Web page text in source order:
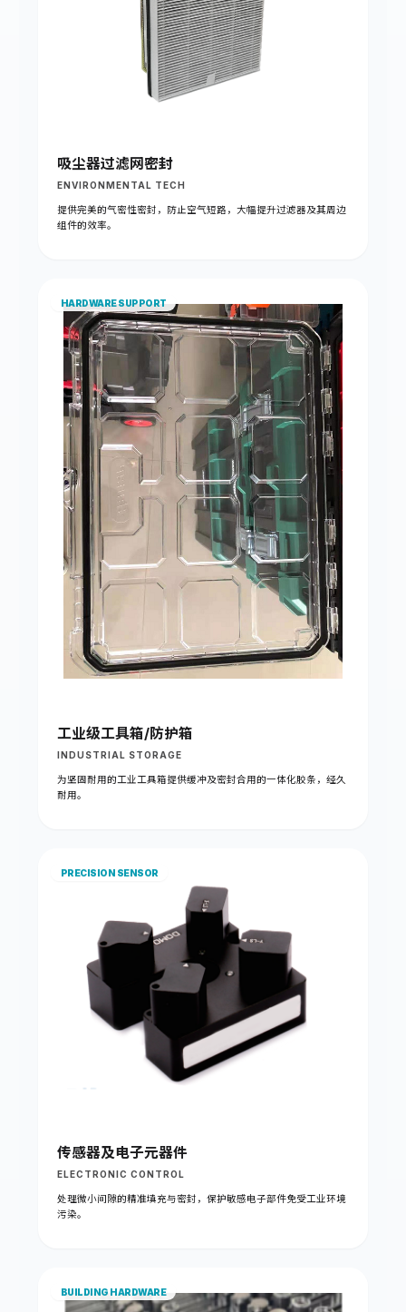
吸尘器过滤网密封
ENVIRONMENTAL TECH
提供完美的气密性密封，防止空气短路，大幅提升过滤器及其周边
组件的效率。
HARDWARE SUPPORT
工业级工具箱/防护箱
INDUSTRIAL STORAGE
为坚固耐用的工业工具箱提供缓冲及密封合用的一体化胶条，经久
耐用。
PRECISION SENSOR
传感器及电子元器件
ELECTRONIC CONTROL
处理微小间隙的精准填充与密封，保护敏感电子部件免受工业环境
污染。
BUILDING HARDWARE